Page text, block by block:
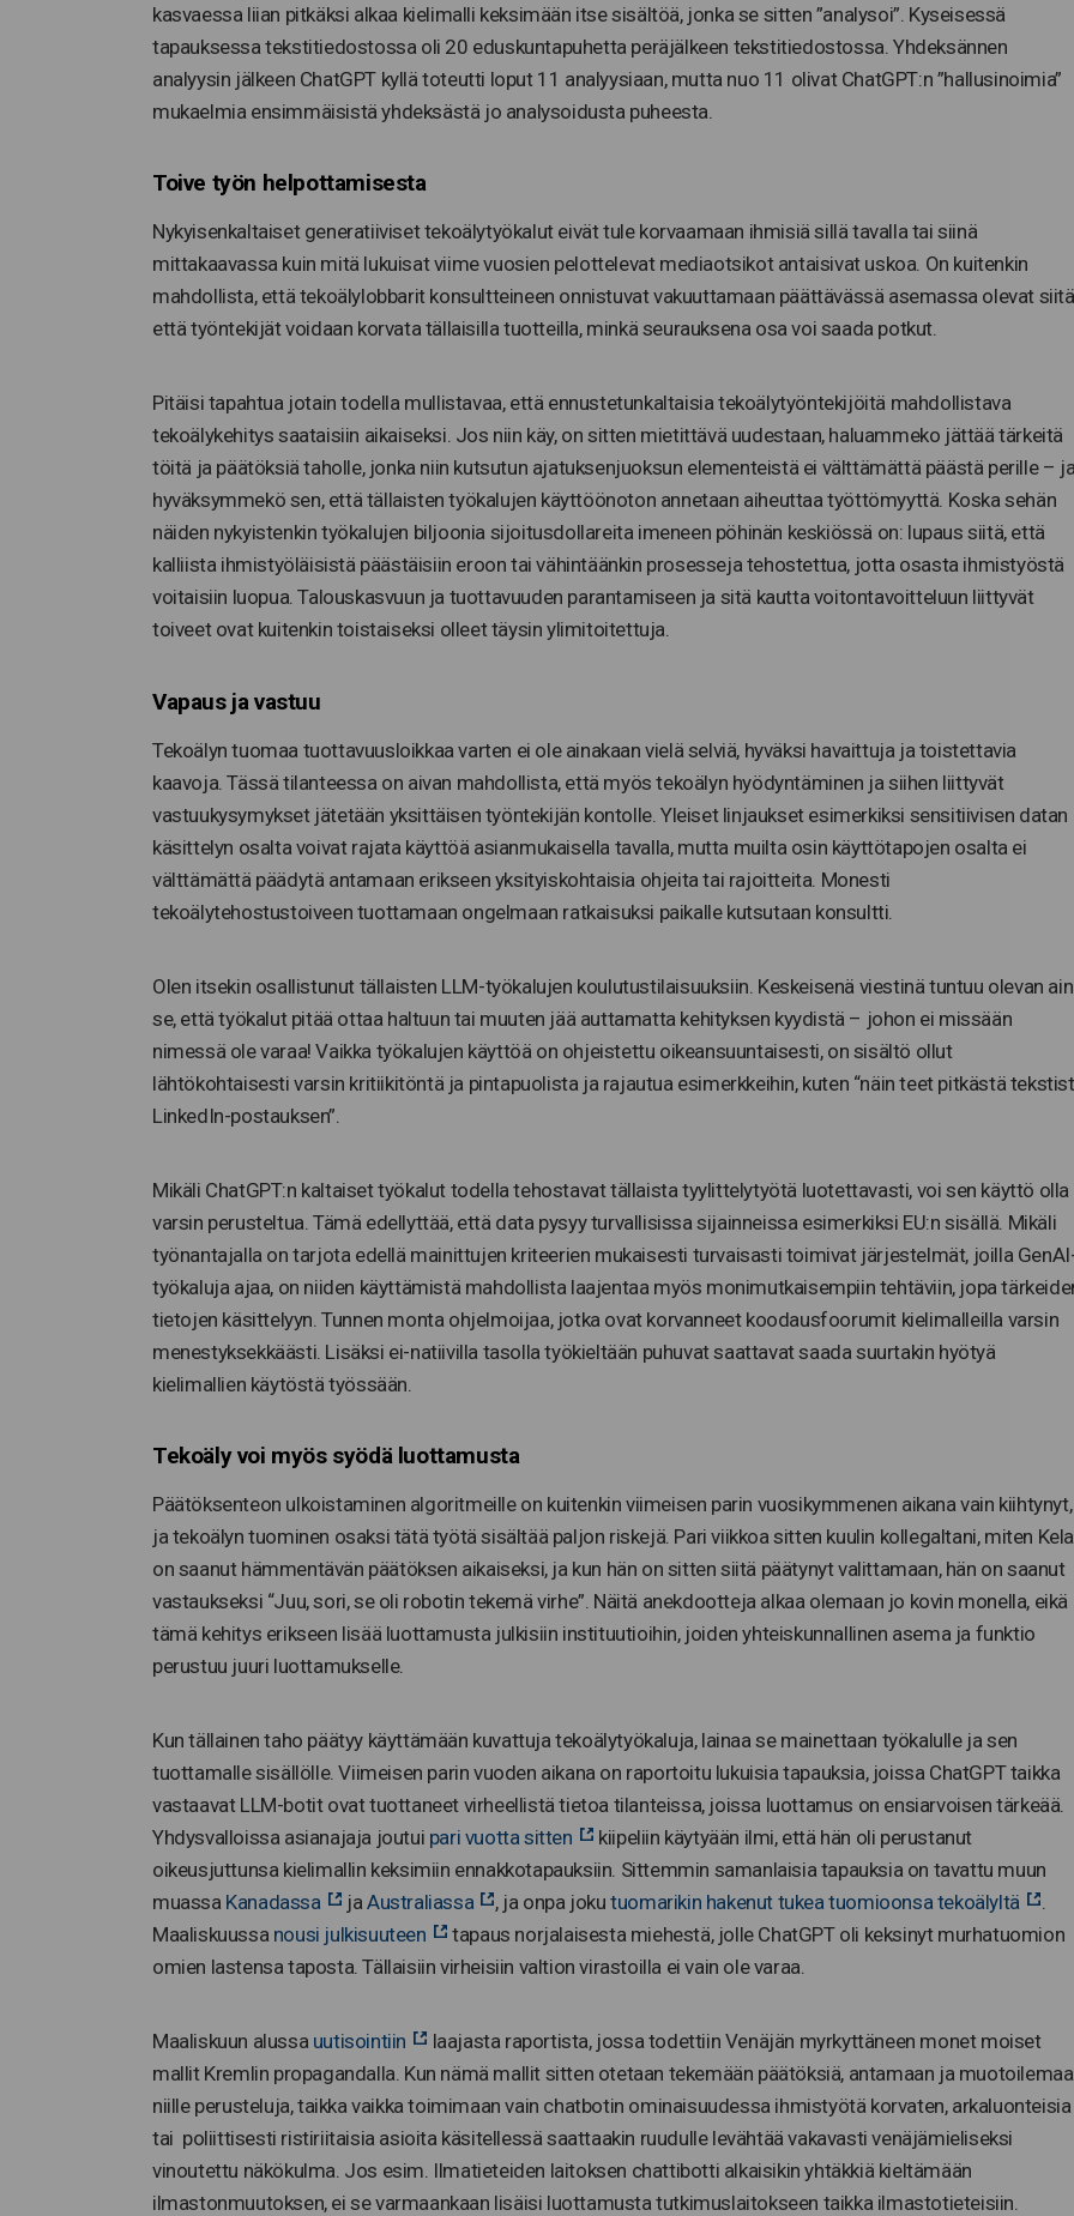
kasvaessa liian pitkäksi alkaa kielimalli keksimään itse sisältöä, jonka se sitten ”analysoi”. Kyseisessä
tapauksessa tekstitiedostossa oli 20 eduskuntapuhetta peräjälkeen tekstitiedostossa. Yhdeksännen
analyysin jälkeen ChatGPT kyllä toteutti loput 11 analyysiaan, mutta nuo 11 olivat ChatGPT:n ”hallusinoimia”
mukaelmia ensimmäisistä yhdeksästä jo analysoidusta puheesta.
Toive työn helpottamisesta
Nykyisenkaltaiset generatiiviset tekoälytyökalut eivät tule korvaamaan ihmisiä sillä tavalla tai siinä
mittakaavassa kuin mitä lukuisat viime vuosien pelottelevat mediaotsikot antaisivat uskoa. On kuitenkin
mahdollista, että tekoälylobbarit konsultteineen onnistuvat vakuuttamaan päättävässä asemassa olevat
että työntekijät voidaan korvata tällaisilla tuotteilla, minkä seurauksena osa voi saada potkut.
Pitäisi tapahtua jotain todella mullistavaa, että ennustetunkaltaisia tekoälytyöntekijöitä mahdollistava
tekoälykehitys saataisiin aikaiseksi. Jos niin käy, on sitten mietittävä uudestaan, haluammeko jättää tärkeitä
töitä ja päätöksiä taholle, jonka niin kutsutun ajatuksenjuoksun elementeistä ei välttämättä päästä perille –
hyväksymmekö sen, että tällaisten työkalujen käyttöönoton annetaan aiheuttaa työttömyyttä. Koska sehän
näiden nykyistenkin työkalujen biljoonia sijoitusdollareita imeneen pöhinän keskiössä on: lupaus siitä, että
kalliista ihmistyöläisistä päästäisiin eroon tai vähintäänkin prosesseja tehostettua, jotta osasta ihmistyöstä
voitaisiin luopua. Talouskasvuun ja tuottavuuden parantamiseen ja sitä kautta voitontavoitteluun liittyvät
toiveet ovat kuitenkin toistaiseksi olleet täysin ylimitoitettuja.
Vapaus ja vastuu
Tekoälyn tuomaa tuottavuusloikkaa varten ei ole ainakaan vielä selviä, hyväksi havaittuja ja toistettavia
kaavoja. Tässä tilanteessa on aivan mahdollista, että myös tekoälyn hyödyntäminen ja siihen liittyvät
vastuukysymykset jätetään yksittäisen työntekijän kontolle. Yleiset linjaukset esimerkiksi sensitiivisen datan
käsittelyn osalta voivat rajata käyttöä asianmukaisella tavalla, mutta muilta osin käyttötapojen osalta ei
välttämättä päädytä antamaan erikseen yksityiskohtaisia ohjeita tai rajoitteita. Monesti
tekoälytehostustoiveen tuottamaan ongelmaan ratkaisuksi paikalle kutsutaan konsultti.
Olen itsekin osallistunut tällaisten LLM-työkalujen koulutustilaisuuksiin. Keskeisenä viestinä tuntuu olevan
se, että työkalut pitää ottaa haltuun tai muuten jää auttamatta kehityksen kyydistä – johon ei missään
nimessä ole varaa! Vaikka työkalujen käyttöä on ohjeistettu oikeansuuntaisesti, on sisältö ollut
lähtökohtaisesti varsin kritiikitöntä ja pintapuolista ja rajautua esimerkkeihin, kuten “näin teet pitkästä
LinkedIn-postauksen”.
Mikäli ChatGPT:n kaltaiset työkalut todella tehostavat tällaista tyylittelytyötä luotettavasti, voi sen käyttö olla
varsin perusteltua. Tämä edellyttää, että data pysyy turvallisissa sijainneissa esimerkiksi EU:n sisällä. Mikäli
työnantajalla on tarjota edellä mainittujen kriteerien mukaisesti turvaisasti toimivat järjestelmät, joilla
työkaluja ajaa, on niiden käyttämistä mahdollista laajentaa myös monimutkaisempiin tehtäviin, jopa
tietojen käsittelyyn. Tunnen monta ohjelmoijaa, jotka ovat korvanneet koodausfoorumit kielimalleilla varsin
menestyksekkäästi. Lisäksi ei-natiivilla tasolla työkieltään puhuvat saattavat saada suurtakin hyötyä
kielimallien käytöstä työssään.
Tekoäly voi myös syödä luottamusta
Päätöksenteon ulkoistaminen algoritmeille on kuitenkin viimeisen parin vuosikymmenen aikana vain kiihtynyt,
ja tekoälyn tuominen osaksi tätä työtä sisältää paljon riskejä. Pari viikkoa sitten kuulin kollegaltani, miten Kela
on saanut hämmentävän päätöksen aikaiseksi, ja kun hän on sitten siitä päätynyt valittamaan, hän on saanut
vastaukseksi “Juu, sori, se oli robotin tekemä virhe”. Näitä anekdootteja alkaa olemaan jo kovin monella, eikä
tämä kehitys erikseen lisää luottamusta julkisiin instituutioihin, joiden yhteiskunnallinen asema ja funktio
perustuu juuri luottamukselle.
Kun tällainen taho päätyy käyttämään kuvattuja tekoälytyökaluja, lainaa se mainettaan työkalulle ja sen
tuottamalle sisällölle. Viimeisen parin vuoden aikana on raportoitu lukuisia tapauksia, joissa ChatGPT taikka
vastaavat LLM-botit ovat tuottaneet virheellistä tietoa tilanteissa, joissa luottamus on ensiarvoisen tärkeää.
Yhdysvalloissa asianajaja joutui pari vuotta sitten
kiipeliin käytyään ilmi, että hän oli perustanut
oikeusjuttunsa kielimallin keksimiin ennakkotapauksiin. Sittemmin samanlaisia tapauksia on tavattu muun
muassa Kanadassa jaAustraliassa , ja onpa jokutuomarikin hakenut tukea tuomioonsa tekoälyltä
.
Maaliskuussa nousi julkisuuteen
tapaus norjalaisesta miehestä, jolle ChatGPT oli keksinyt murhatuomion
omien lastensa taposta. Tällaisiin virheisiin valtion virastoilla ei vain ole varaa.
Maaliskuun alussa uutisointiin
laajasta raportista, jossa todettiin Venäjän myrkyttäneen monet moiset
mallit Kremlin propagandalla. Kun nämä mallit sitten otetaan tekemään päätöksiä, antamaan ja
niille perusteluja, taikka vaikka toimimaan vain chatbotin ominaisuudessa ihmistyötä korvaten, arkaluonteisia
tai poliittisesti ristiriitaisia asioita käsitellessä saattaakin ruudulle levähtää vakavasti venäjämieliseksi
vinoutettu näkökulma. Jos esim. Ilmatieteiden laitoksen chattibotti alkaisikin yhtäkkiä kieltämään
ilmastonmuutoksen, ei se varmaankaan lisäisi luottamusta tutkimuslaitokseen taikka ilmastotieteisiin.